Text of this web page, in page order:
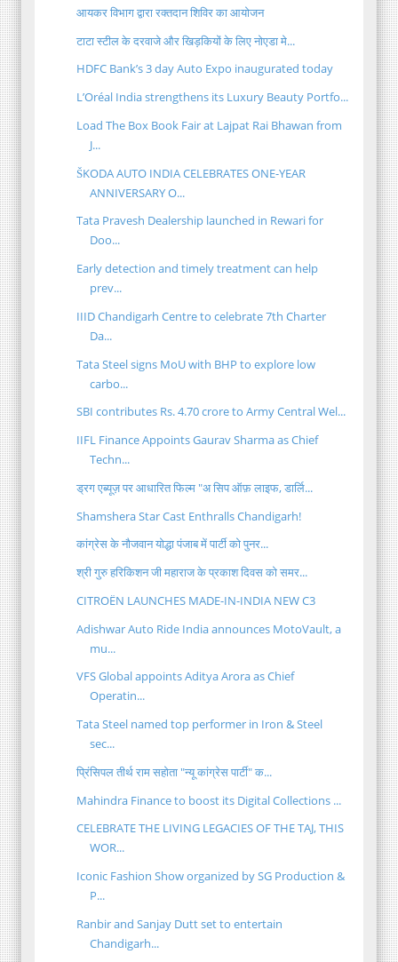
आयकर विभाग द्वारा रक्तदान शिविर का आयोजन
टाटा स्टील के दरवाजे और खिड़कियों के लिए नोएडा मे...
HDFC Bank’s 3 day Auto Expo inaugurated today
L’Oréal India strengthens its Luxury Beauty Portfo...
Load The Box Book Fair at Lajpat Rai Bhawan from
J...
ŠKODA AUTO INDIA CELEBRATES ONE-YEAR
ANNIVERSARY O...
Tata Pravesh Dealership launched in Rewari for
Doo...
Early detection and timely treatment can help
prev...
IIID Chandigarh Centre to celebrate 7th Charter
Da...
Tata Steel signs MoU with BHP to explore low
carbo...
SBI contributes Rs. 4.70 crore to Army Central Wel...
IIFL Finance Appoints Gaurav Sharma as Chief
Techn...
ड्रग एब्यूज़ पर आधारित फिल्म "अ सिप ऑफ़ लाइफ, डार्लि...
Shamshera Star Cast Enthralls Chandigarh!
कांग्रेस के नौजवान योद्धा पंजाब में पार्टी को पुनर...
श्री गुरु हरिकिशन जी महाराज के प्रकाश दिवस को समर...
CITROËN LAUNCHES MADE-IN-INDIA NEW C3
Adishwar Auto Ride India announces MotoVault, a
mu...
VFS Global appoints Aditya Arora as Chief
Operatin...
Tata Steel named top performer in Iron & Steel
sec...
प्रिंसिपल तीर्थ राम सहोता "न्यू कांग्रेस पार्टी" क...
Mahindra Finance to boost its Digital Collections ...
CELEBRATE THE LIVING LEGACIES OF THE TAJ, THIS
WOR...
Iconic Fashion Show organized by SG Production &
P...
Ranbir and Sanjay Dutt set to entertain
Chandigarh...